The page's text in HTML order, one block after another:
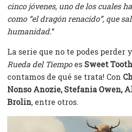
cinco jóvenes, uno de los cuales
como “el dragón renacido”, que
humanidad.“
La serie que no te podes perder
Rueda del Tiempoes Sweet Tooth
contamos de qué se trata! Con
Nonso Anozie, Stefania Owen,
Brolin, entre otros.